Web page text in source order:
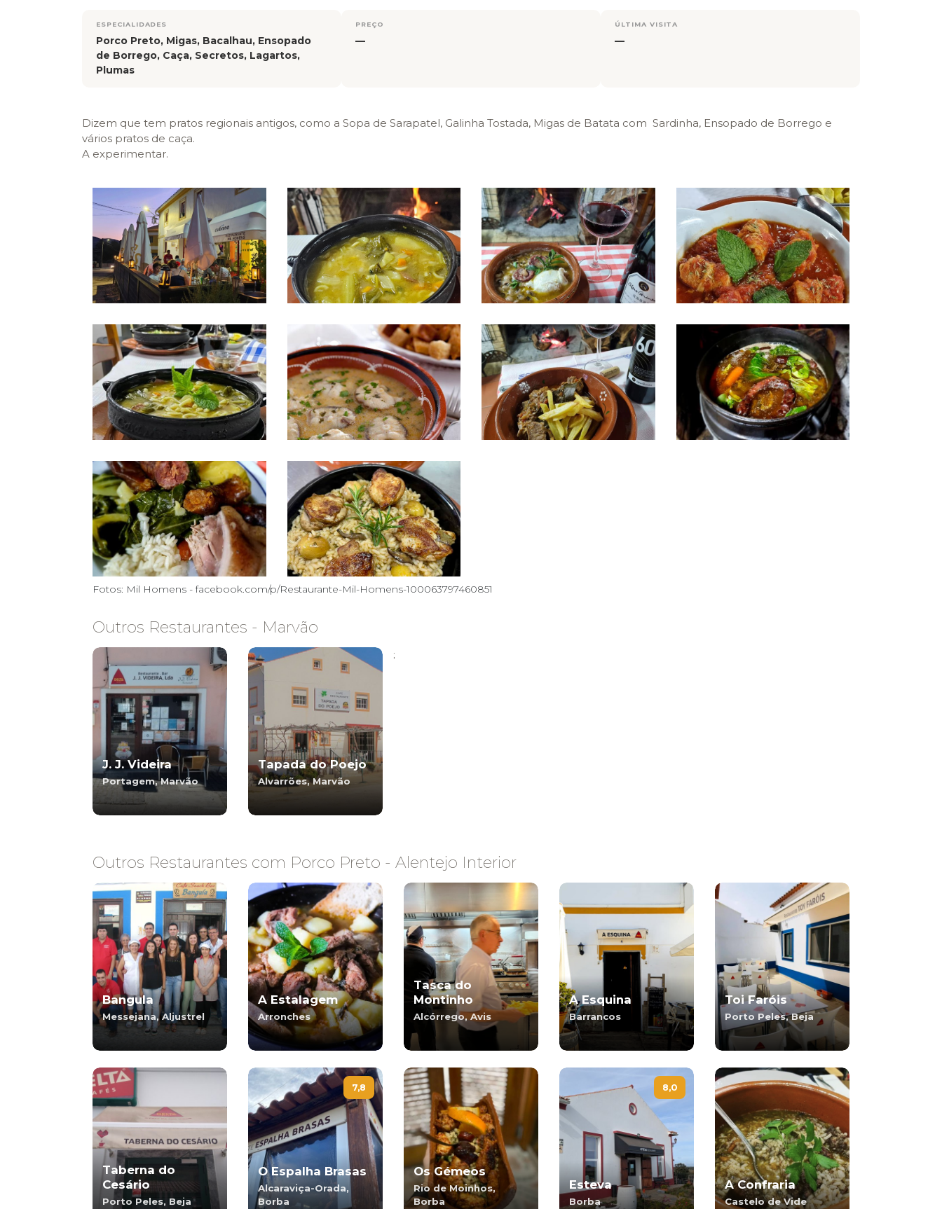
ESPECIALIDADES
Porco Preto, Migas, Bacalhau, Ensopado
de Borrego, Caça, Secretos, Lagartos,
Plumas
PREÇO
—
ÚLTIMA VISITA
—
Dizem que tem pratos regionais antigos, como a Sopa de Sarapatel, Galinha Tostada, Migas de Batata com Sardinha, Ensopado de Borrego e
vários pratos de caça.
A experimentar.
Fotos: Mil Homens - facebook.com/p/Restaurante-Mil-Homens-100063797460851
Outros Restaurantes - Marvão
J. J. Videira
Portagem, Marvão
Tapada do Poejo
Alvarrões, Marvão
;
Outros Restaurantes com Porco Preto - Alentejo Interior
Bangula
Messejana, Aljustrel
A Estalagem
Arronches
Tasca do
Montinho
Alcórrego, Avis
A Esquina
Barrancos
Toi Faróis
Porto Peles, Beja
Taberna do
Cesário
Porto Peles, Beja
7,8
O Espalha Brasas
Alcaraviça-Orada,
Borba
Os Gémeos
Rio de Moinhos,
Borba
8,0
Esteva
Borba
A Confraria
Castelo de Vide